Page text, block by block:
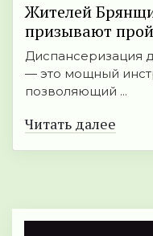
Жителей
призывают
Диспансеризация
— это мощный
позволяющий ...
Читать далее